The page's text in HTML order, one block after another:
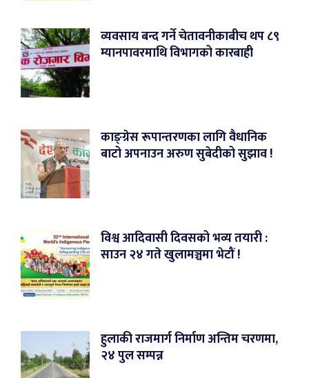
व्यवसाय बन्द गर्ने चेतावनीकाबीच थप ८९
म्यानपावरमाथि विभागको कारबाही
काङ्ग्रेस रूपान्तरणका लागि वैधानिक
बाटो अपनाउन अरुण सुबेदीको सुझाव !
विश्व आदिवासी दिवसको भव्य तयारी :
साउन २४ गते खुलामञ्चमा भेटौं !
हुलाकी राजमार्ग निर्माण अन्तिम चरणमा,
२४ पुल सम्पन्न